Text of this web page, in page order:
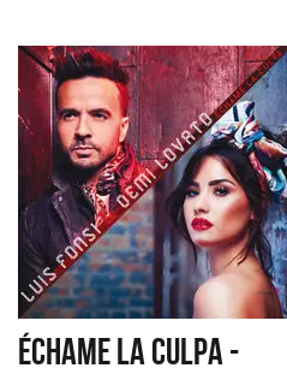
ÉCHAME LA CULPA -